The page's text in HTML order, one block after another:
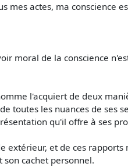
mes actes, ma conscience
moral de la conscience
l'acquiert de deux
toutes les nuances de ses
qu'il offre à ses
extérieur, et de ces
cachet personnel.